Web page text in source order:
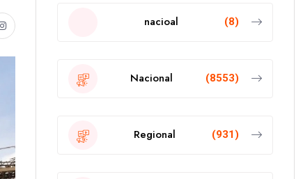
nacioal (8)
Nacional (8553)
Regional (931)